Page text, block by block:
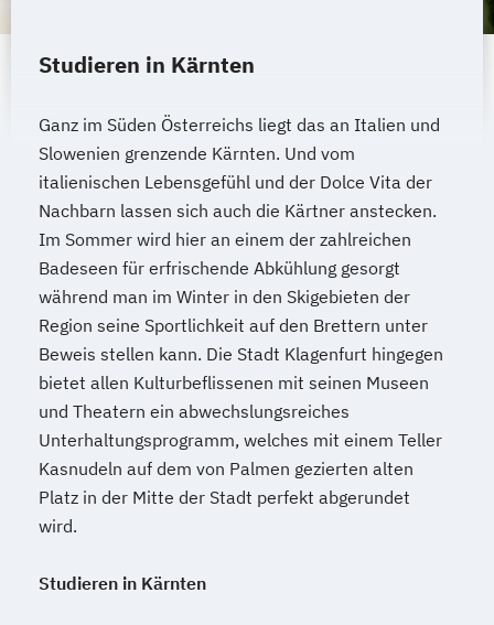
Studieren in Kärnten
Ganz im Süden Österreichs liegt das an Italien und
Slowenien grenzende Kärnten. Und vom
italienischen Lebensgefühl und der Dolce Vita der
Nachbarn lassen sich auch die Kärtner anstecken.
Im Sommer wird hier an einem der zahlreichen
Badeseen für erfrischende Abkühlung gesorgt
während man im Winter in den Skigebieten der
Region seine Sportlichkeit auf den Brettern unter
Beweis stellen kann. Die Stadt Klagenfurt hingegen
bietet allen Kulturbeflissenen mit seinen Museen
und Theatern ein abwechslungsreiches
Unterhaltungsprogramm, welches mit einem Teller
Kasnudeln auf dem von Palmen gezierten alten
Platz in der Mitte der Stadt perfekt abgerundet
wird.
Studieren in Kärnten